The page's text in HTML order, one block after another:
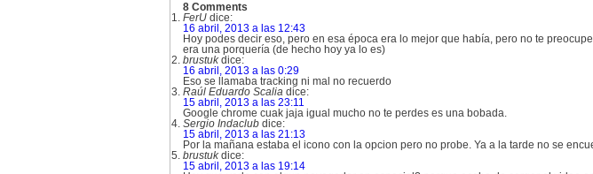
8 Comments
FerU dice:
16 abril, 2013 a las 12:43
Hoy podes decir eso, pero en esa época era lo mejor que había, pero no te
era una porquería (de hecho hoy ya lo es)
brustuk dice:
16 abril, 2013 a las 0:29
Eso se llamaba tracking ni mal no recuerdo
Raúl Eduardo Scalia dice:
15 abril, 2013 a las 23:11
Google chrome cuak jaja igual mucho no te perdes es una bobada.
Sergio Indaclub dice:
15 abril, 2013 a las 21:13
Por la mañana estaba el icono con la opcion pero no probe. Ya a la tarde no se
brustuk dice:
15 abril, 2013 a las 19:14